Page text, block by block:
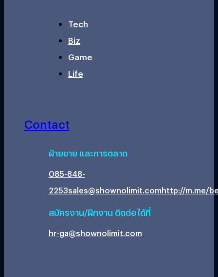
Tech
Biz
Game
Life
Contact
ฝ่ายขาย และการตลาด
085-848-
2253sales@shownolimit.comhttp://m.me/
สมัครงาน/ฝึกงาน ติดต่อได้ที่
hr-ga@shownolimit.com